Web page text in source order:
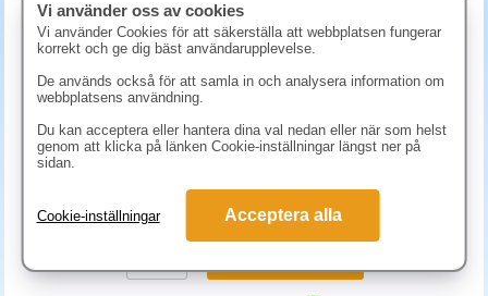
1248.80 kr (inkl. moms)
Vi använder oss av cookies
Vi använder Cookies för att säkerställa att webbplatsen fungerar
korrekt och ge dig bäst användarupplevelse.
De används också för att samla in och analysera information om
webbplatsens användning.
Du kan acceptera eller hantera dina val nedan eller när som helst
genom att klicka på länken Cookie-inställningar längst ner på
sidan.
Cookie-inställningar Acceptera alla